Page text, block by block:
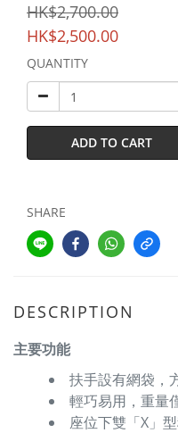
HK$2,700.00
HK$2,500.00
QUANTITY
ADD TO CART
SHARE
DESCRIPTION
主要功能
扶手設有網袋，
輕巧易用，重量
座位下雙「X」